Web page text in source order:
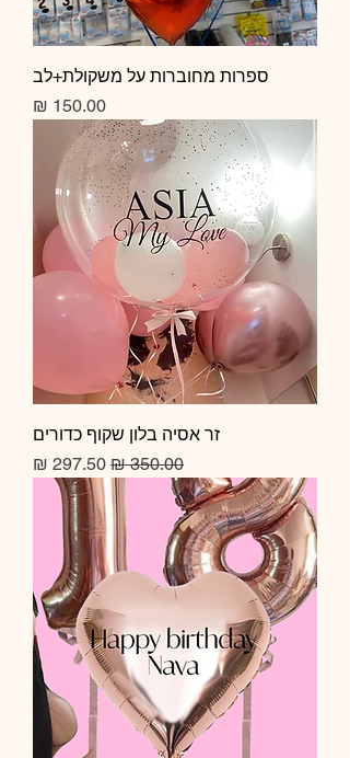
ספרות מחוברות על משקולת+לב
מחיר
זר אסיה בלון שקוף כדורים
מחיר רגיל מחיר מבצע